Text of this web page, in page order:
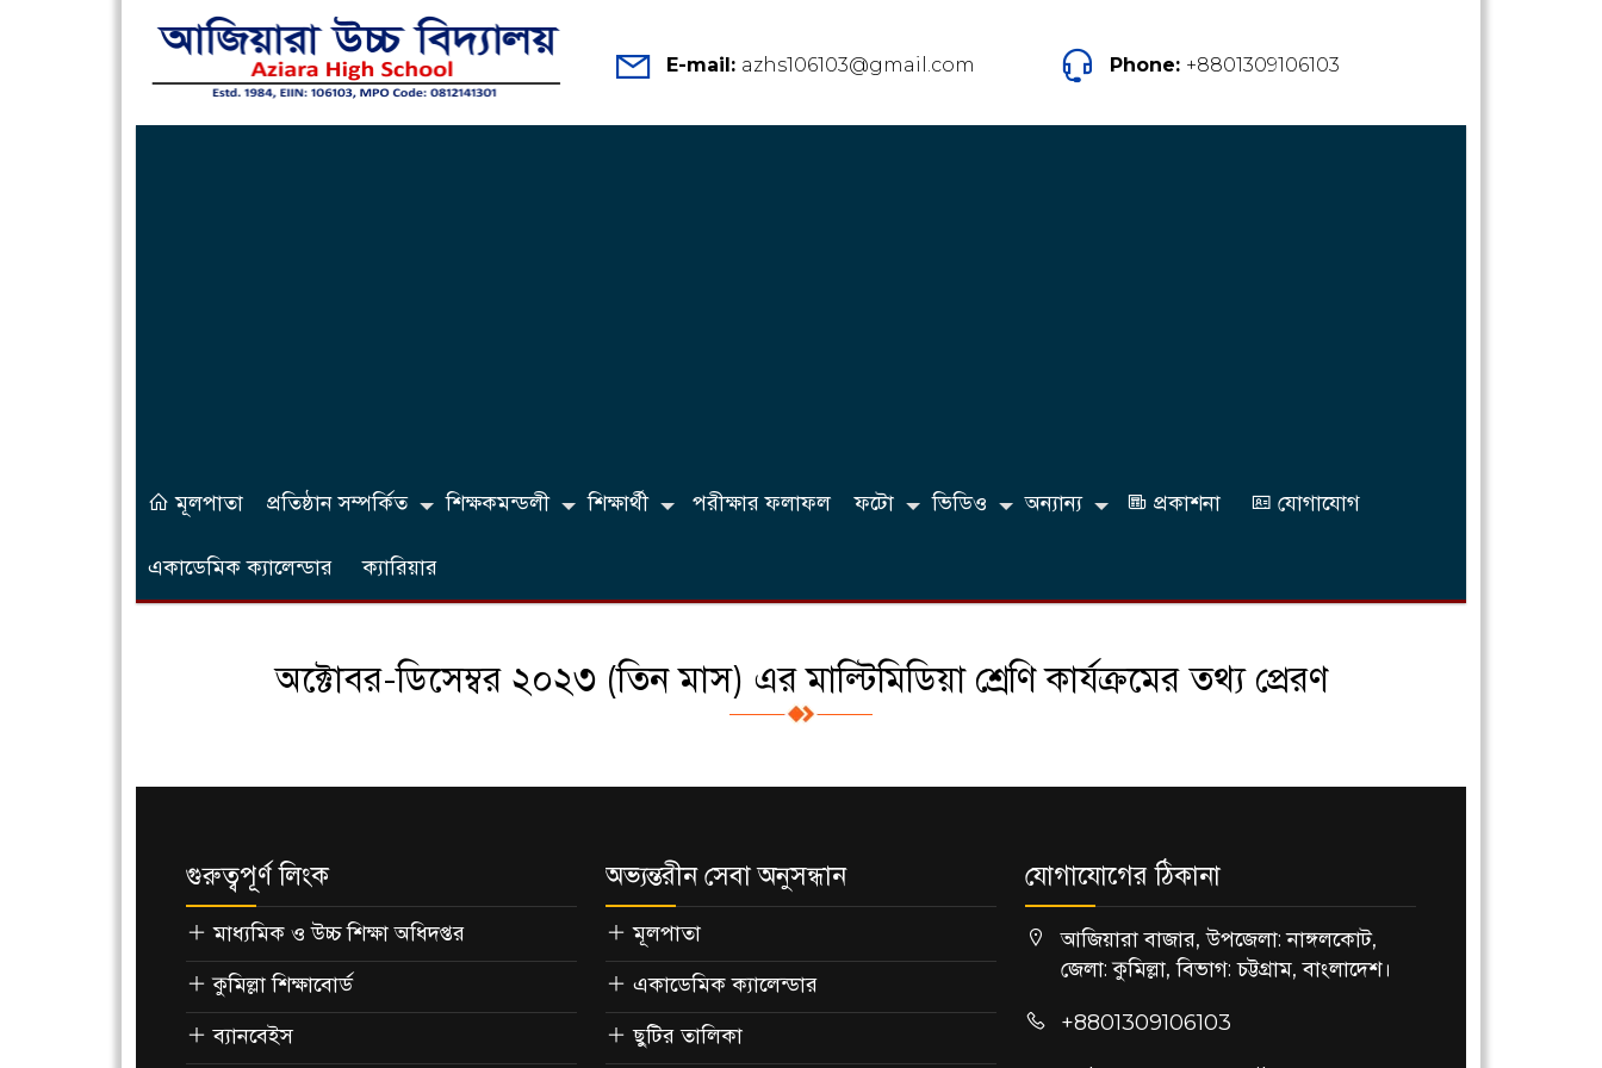
E-mail: azhs106103@gmail.com Phone: +8801309106103
মূলপাতা প্রতিষ্ঠান সম্পর্কিত শিক্ষকমন্ডলী শিক্ষার্থী পরীক্ষার ফলাফল ফটো ভিডিও অন্যান্য প্রকাশনা যোগাযোগ
একাডেমিক ক্যালেন্ডার ক্যারিয়ার
অক্টোবর-ডিসেম্বর ২০২৩ (তিন মাস) এর মাল্টিমিডিয়া শ্রেণি কার্যক্রমের তথ্য প্রেরণ
গুরুত্বপূর্ণ লিংক
মাধ্যমিক ও উচ্চ শিক্ষা অধিদপ্তর
কুমিল্লা শিক্ষাবোর্ড
ব্যানবেইস
অভ্যন্তরীন সেবা অনুসন্ধান
মূলপাতা
একাডেমিক ক্যালেন্ডার
ছুটির তালিকা
যোগাযোগের ঠিকানা
আজিয়ারা বাজার, উপজেলা: নাঙ্গলকোট,
জেলা: কুমিল্লা, বিভাগ: চট্টগ্রাম, বাংলাদেশ।
+8801309106103